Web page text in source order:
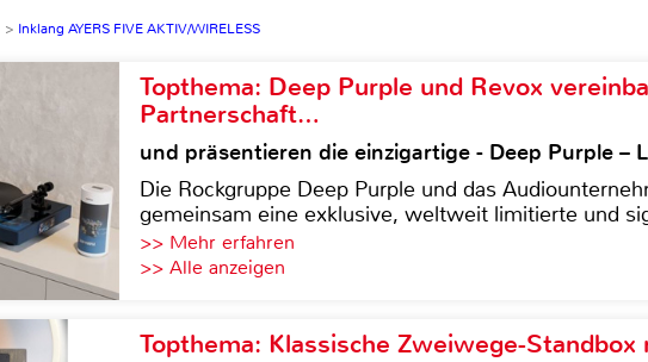
> Inklang AYERS FIVE AKTIV/WIRELESS
Topthema: Deep Purple und Revox
Partnerschaft…
und präsentieren die einzigartige - Deep Purple –
Die Rockgruppe Deep Purple und das
gemeinsam eine exklusive, weltweit limitierte und
>> Mehr erfahren
>> Alle anzeigen
Topthema: Klassische Zweiwege-